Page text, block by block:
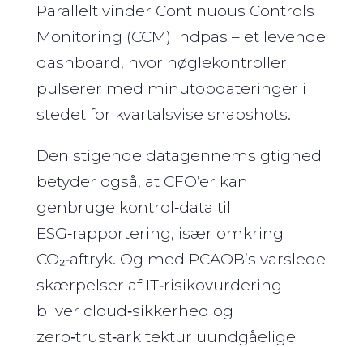
Parallelt vinder Continuous Controls
Monitoring (CCM) indpas – et levende
dashboard, hvor nøglekontroller
pulserer med minutopdateringer i
stedet for kvartalsvise snapshots.
Den stigende datagennemsigtighed
betyder også, at CFO’er kan
genbruge kontrol‑data til
ESG‑rapportering, især omkring
CO₂‑aftryk. Og med PCAOB’s varslede
skærpelser af IT‑risikovurdering
bliver cloud‑sikkerhed og
zero‑trust‑arkitektur uundgåelige